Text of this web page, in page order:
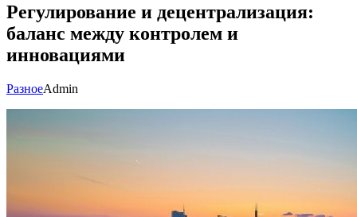
Регулирование и децентрализация:
баланс между контролем и
инновациями
РазноеAdmin